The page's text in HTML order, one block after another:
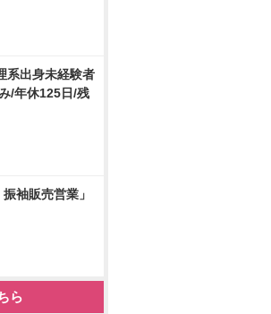
系出身未経験者
/年休125日/残
袖販売営業」
ら